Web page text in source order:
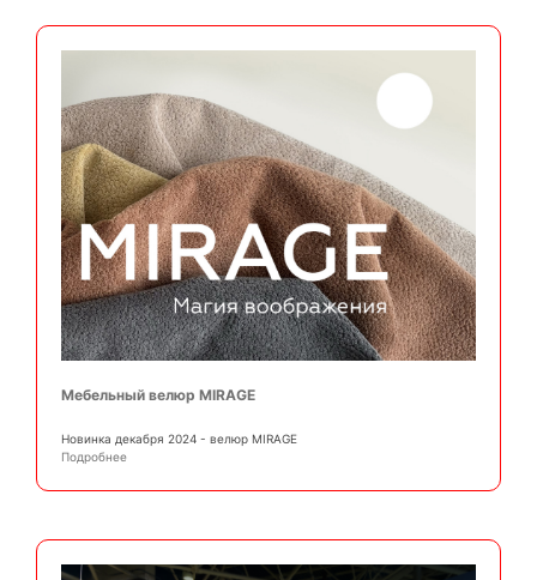
Мебельный велюр MIRAGE
Новинка декабря 2024 - велюр MIRAGE
Подробнее